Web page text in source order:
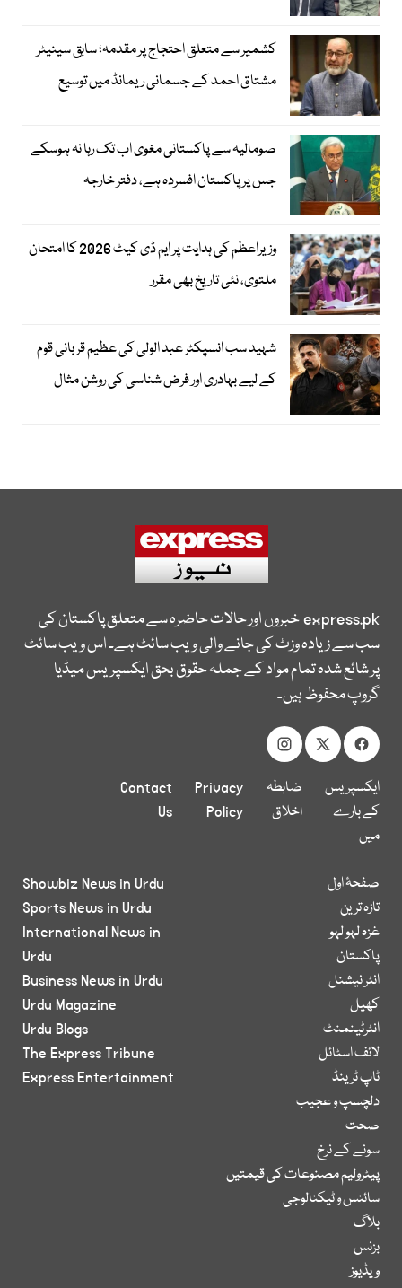
کشمیر سے متعلق احتجاج پر مقدمہ؛ سابق سینیٹر
مشتاق احمد کے جسمانی ریمانڈ میں توسیع
صومالیہ سے پاکستانی مغوی اب تک رہا نہ ہوسکے
جس پر پاکستان افسردہ ہے، دفتر خارجہ
وزیراعظم کی ہدایت پر ایم ڈی کیٹ 2026 کا امتحان
ملتوی، نئی تاریخ بھی مقرر
شہید سب انسپکٹر عبد الولی کی عظیم قربانی قوم
کے لیے بہادری اور فرض شناسی کی روشن مثال
express.pkخبروں اور حالات حاضرہ سے متعلق پاکستان کی
سب سے زیادہ وزٹ کی جانے والی ویب سائٹ ہے۔ اس ویب سائٹ
پر شائع شدہ تمام مواد کے جملہ حقوق بحق ایکسپریس میڈیا
گروپ محفوظ ہیں۔
ایکسپریس
کے بارے
میں
ضابطہ
اخلاق
Privacy
Policy
Contact
Us
صفحۂ اول
تازہ ترین
غزہ لہو لہو
پاکستان
انٹر نیشنل
کھیل
انٹرٹینمنٹ
لائف اسٹائل
ٹاپ ٹرینڈ
دلچسپ و عجیب
صحت
سونے کے نرخ
پیٹرولیم مصنوعات کی قیمتیں
سائنس و ٹیکنالوجی
بلاگ
بزنس
ویڈیوز
Showbiz News in Urdu
Sports News in Urdu
International News in
Urdu
Business News in Urdu
Urdu Magazine
Urdu Blogs
The Express Tribune
Express Entertainment